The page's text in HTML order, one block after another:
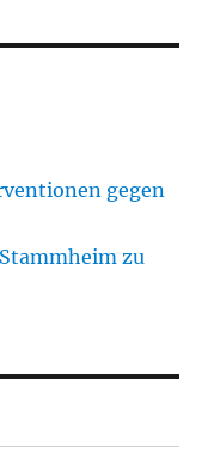
gegen
zu